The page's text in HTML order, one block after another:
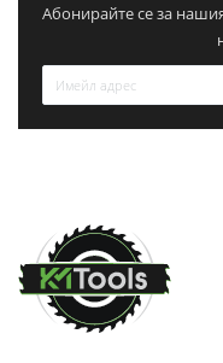
Абонирайте се за